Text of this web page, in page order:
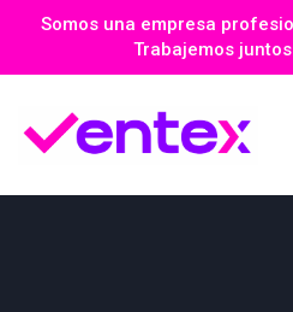
Somos una empresa
Trabajemos